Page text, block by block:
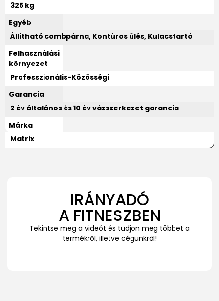
325 kg
Egyéb
Állítható combpárna, Kontúros ülés, Kulacstartó
Felhasználási
környezet
Professzionális-Közösségi
Garancia
2 év általános és 10 év vázszerkezet garancia
Márka
Matrix
IRÁNYADÓ
A FITNESZBEN
Tekintse meg a videót és tudjon meg többet a
termékről, illetve cégünkről!